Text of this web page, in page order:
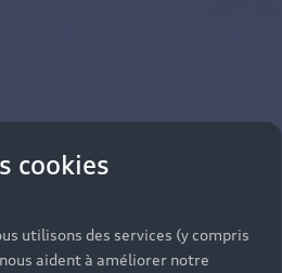
cookies
utilisons des services (y compris
aident à améliorer notre